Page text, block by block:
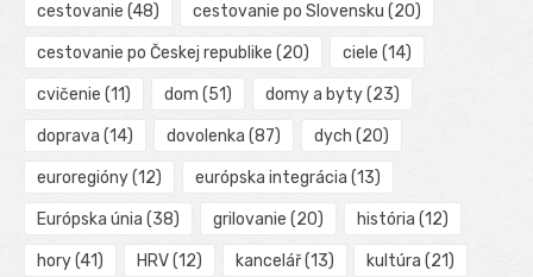
cestovanie (48) cestovanie po Slovensku (20)
cestovanie po Českej republike (20) ciele (14)
cvičenie (11) dom (51) domy a byty(23)
doprava (14) dovolenka (87) dych (20)
euroregióny(12) európska integrácia (13)
Európska únia (38) grilovanie (20) história (12)
hory(41) HRV(12) kancelář(13) kultúra (21)